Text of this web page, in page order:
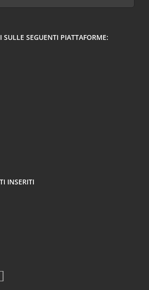
SULLE SEGUENTI PIATTAFORME:
INSERITI